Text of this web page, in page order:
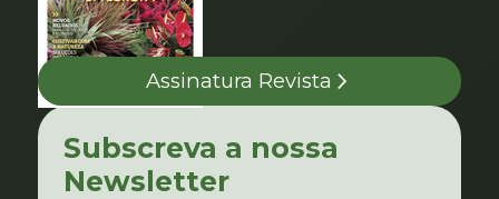
Assinatura Revista
Subscreva a nossa
Newsletter